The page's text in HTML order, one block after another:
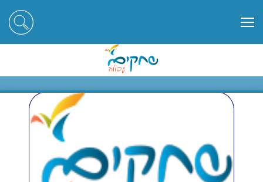
9-15ק.מגע/MMA(2X)